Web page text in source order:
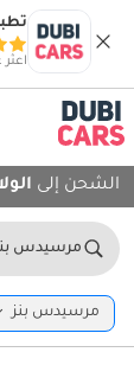
الشحن إلى
مرسيدس
مرسيدس بنز